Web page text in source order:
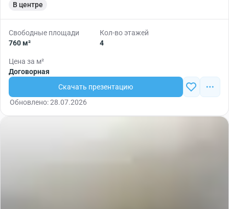
В центре
Свободные площади
760 м²
Кол-во этажей
4
Цена за м²
Договорная
Скачать презентацию
Обновлено: 28.07.2026